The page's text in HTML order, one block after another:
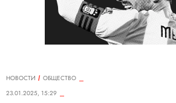
НОВОСТИ
ОБЩЕСТВО
23.01.2025, 15:29